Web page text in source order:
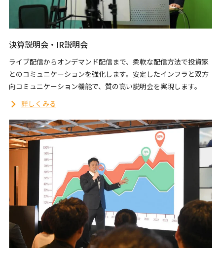
決算説明会・IR説明会
ライブ配信からオンデマンド配信まで、柔軟な配信方法で投資家
とのコミュニケーションを強化します。安定したインフラと双方
向コミュニケーション機能で、質の高い説明会を実現します。
詳しくみる